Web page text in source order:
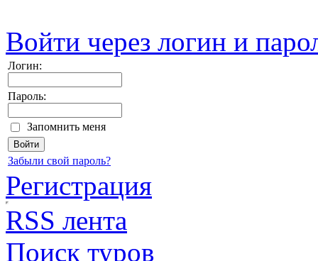
Войти через логин и
Логин:
Пароль:
Запомнить меня
Забыли свой пароль?
Регистрация
RSS лента
Поиск туров